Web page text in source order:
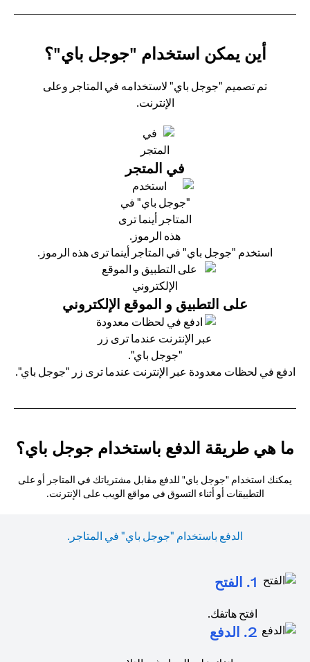
أين يمكن استخدام "جوجل باي"؟
تم تصميم "جوجل باي" لاستخدامه في المتاجر وعلى
الإنترنت.
في المتجر
استخدم "جوجل باي" في المتاجر أينما ترى هذه الرموز.
على التطبيق و الموقع الإلكتروني
ادفع في لحظات معدودة عبر الإنترنت عندما ترى زر "جوجل باي".
ما هي طريقة الدفع باستخدام جوجل باي؟
يمكنك استخدام "جوجل باي" للدفع مقابل مشترياتك في المتاجر أو على
التطبيقات أو أثناء التسوق في مواقع الويب على الإنترنت.
الدفع باستخدام "جوجل باي" في المتاجر.
1. الفتح
افتح هاتفك.
2. الدفع